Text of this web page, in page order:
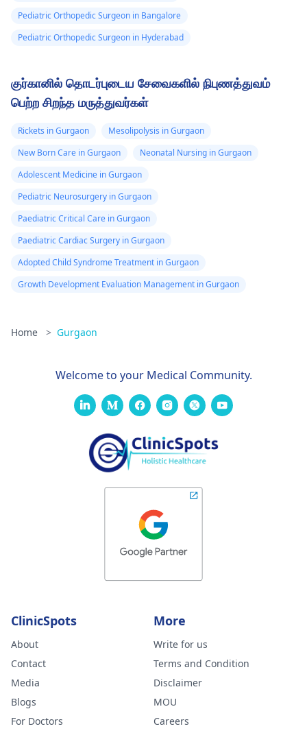
Pediatric Orthopedic Surgeon in Bangalore
Pediatric Orthopedic Surgeon in Hyderabad
குர்கானில் தொடர்புடைய சேவைகளில் நிபுணத்துவம்
பெற்ற சிறந்த மருத்துவர்கள்
Rickets in Gurgaon
Mesolipolysis in Gurgaon
New Born Care in Gurgaon
Neonatal Nursing in Gurgaon
Adolescent Medicine in Gurgaon
Pediatric Neurosurgery in Gurgaon
Paediatric Critical Care in Gurgaon
Paediatric Cardiac Surgery in Gurgaon
Adopted Child Syndrome Treatment in Gurgaon
Growth Development Evaluation Management in Gurgaon
Home > Gurgaon
Welcome to your Medical Community.
ClinicSpots
About
Contact
Media
Blogs
For Doctors
More
Write for us
Terms and Condition
Disclaimer
MOU
Careers